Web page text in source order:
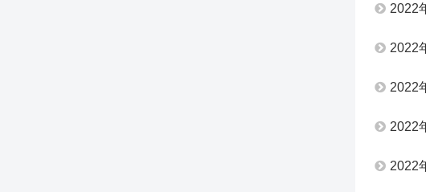
2022
2022
2022
2022
2022